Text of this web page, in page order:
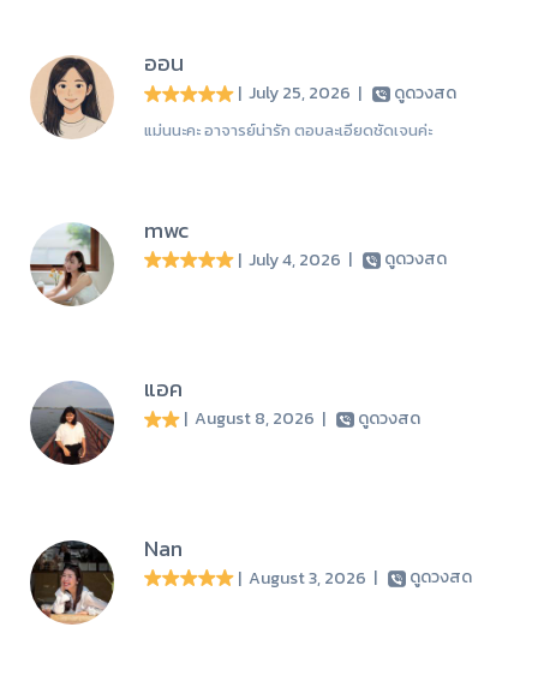
ออน
| July 25, 2026 | ดูดวงสด
แม่นนะคะ อาจารย์น่ารัก ตอบละเอียดชัดเจนค่ะ
mwc
| July 4, 2026 | ดูดวงสด
แอค
| August 8, 2026 | ดูดวงสด
Nan
| August 3, 2026 | ดูดวงสด